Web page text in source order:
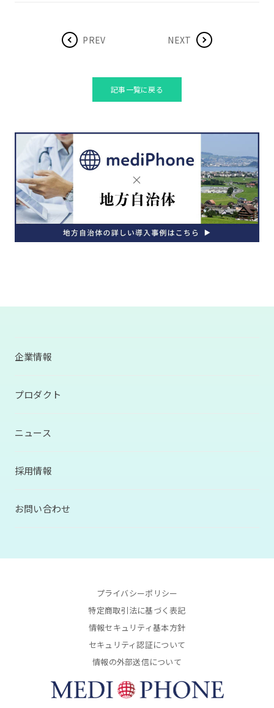
PREV NEXT
記事一覧に戻る
企業情報
プロダクト
ニュース
採用情報
お問い合わせ
プライバシーポリシー
特定商取引法に基づく表記
情報セキュリティ基本方針
セキュリティ認証について
情報の外部送信について